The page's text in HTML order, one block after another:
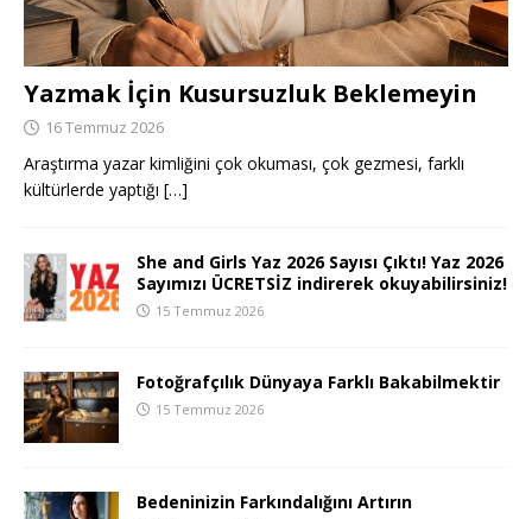
Yazmak İçin Kusursuzluk Beklemeyin
16 Temmuz 2026
Araştırma yazar kimliğini çok okuması, çok gezmesi, farklı
kültürlerde yaptığı […]
She and Girls Yaz 2026 Sayısı Çıktı! Yaz 2026
Sayımızı ÜCRETSİZ indirerek okuyabilirsiniz!
15 Temmuz 2026
Fotoğrafçılık Dünyaya Farklı Bakabilmektir
15 Temmuz 2026
Bedeninizin Farkındalığını Artırın